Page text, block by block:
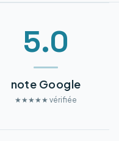
5.0
note Google
★★★★★ vérifiée